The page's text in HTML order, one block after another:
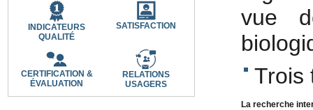
INDICATEURS
QUALITÉ
SATISFACTION
CERTIFICATION &
ÉVALUATION
RELATIONS
USAGERS
vue
Trois
La recherche